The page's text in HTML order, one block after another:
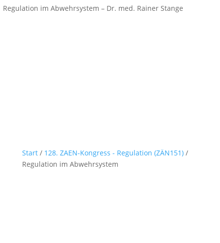
Regulation im Abwehrsystem – Dr. med. Rainer Stange
Start/ 128. ZAEN-Kongress - Regulation (ZÄN151)/
Regulation im Abwehrsystem